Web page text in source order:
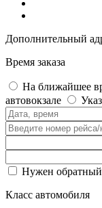
Дополнительный
Время заказа
На ближайшее
автовокзале
Нужен обратный
Класс автомобиля